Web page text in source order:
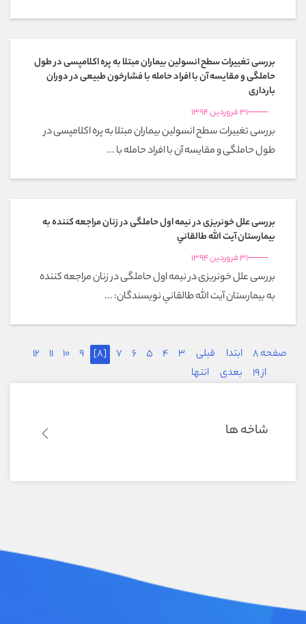
بررسی تغییرات سطح انسولین بیماران مبتلا به پره اکلامپسی در طول
حاملگی و مقایسه آن با افراد حامله با فشارخون طبیعی در دوران
بارداری
31 فروردین 1394
بررسی تغییرات سطح انسولین بیماران مبتلا به پره اکلامپسی در
طول حاملگی و مقایسه آن با افراد حامله با ...
بررسی علل خونریزی در نیمه اول حاملگی در زنان مراجعه کننده به
بيمارستان آيت الله طالقاني
31 فروردین 1394
بررسی علل خونریزی در نیمه اول حاملگی در زنان مراجعه کننده
به بيمارستان آيت الله طالقاني نویسندگان: ...
صفحه 8
از 19
ابتدا قبلی 3
4
5
6
7
[8]
9
10
11
12
بعدی
انتها
شاخه ها